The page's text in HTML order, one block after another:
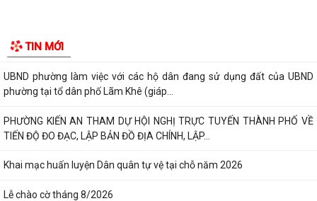
TIN MỚI
triển khai thực hiện Kế hoạch số...
UBND phường làm việc với các hộ dân đang sử dụng đất của UBND
phường tại tổ dân phố Lãm Khê (giáp...
PHƯỜNG KIẾN AN THAM DỰ HỘI NGHỊ TRỰC TUYẾN THÀNH PHỐ VỀ
TIẾN ĐỘ ĐO ĐẠC, LẬP BẢN ĐỒ ĐỊA CHÍNH, LẬP...
Khai mạc huấn luyện Dân quân tự vệ tại chỗ năm 2026
Lễ chào cờ tháng 8/2026